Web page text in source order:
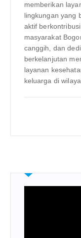
memberikan
lingkungan yang
aktif
masyarakat
canggih, dan
berkelanjutan
layanan
keluarga di